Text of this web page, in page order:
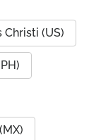
Christi (US)